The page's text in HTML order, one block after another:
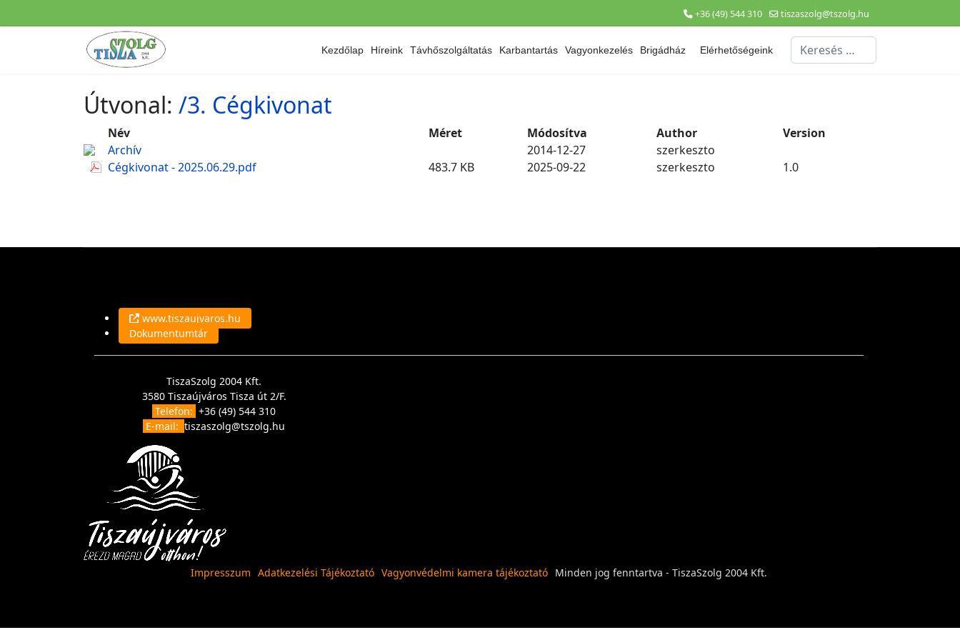
+36 (49) 544 310 tiszaszolg@tszolg.hu
Kezdőlap Híreink Távhőszolgáltatás Karbantartás Vagyonkezelés Brigádház Elérhetőségeink Keresés...
Útvonal: /3. Cégkivonat
Név Méret Módosítva Author
Version
Archív
2014-12-27
szerkeszto
Cégkivonat - 2025.06.29.pdf
483.7 KB 2025-09-22 szerkeszto 1.0
www.tiszaujvaros.hu
Dokumentumtár
TiszaSzolg 2004 Kft.
3580 Tiszaújváros Tisza út 2/F.
Telefon: +36 (49) 544 310
E-mail:tiszaszolg@tszolg.hu
Impresszum Adatkezelési Tájékoztató Vagyonvédelmi kamera tájékoztató Minden jog fenntartva - TiszaSzolg 2004 Kft.